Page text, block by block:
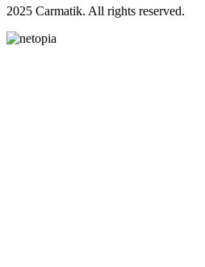
2025 Carmatik. All rights reserved.